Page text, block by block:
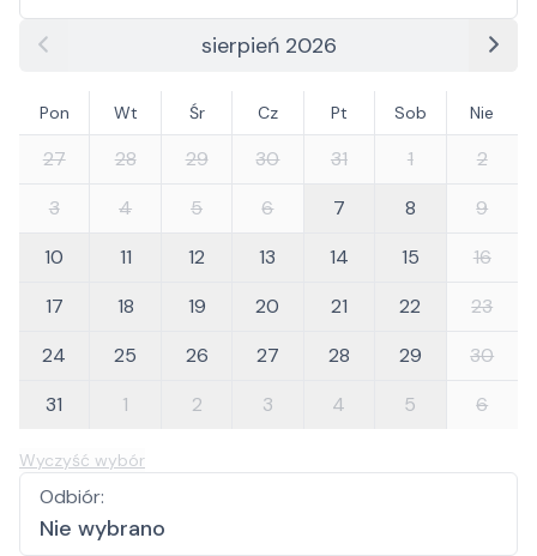
sierpień 2026
Pon Wt Śr Cz Pt Sob Nie
27 28 29 30 31 1
2
3
4 5 6 7 8
9
10
11 12 13 14 15
16
17
18 19 20 21 22
23
24
25 26 27 28 29
30
31
1 2 3 4 5 6
Wyczyść wybór
Odbiór:
Nie wybrano